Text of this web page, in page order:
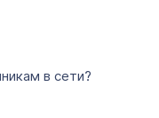
в сети?